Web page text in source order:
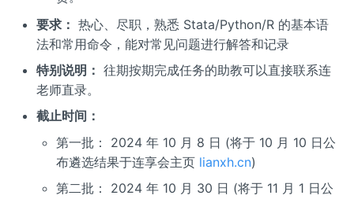
要求： 热心、尽职，熟悉 Stata/Python/R 的基本语
法和常用命令，能对常见问题进行解答和记录
特别说明： 往期按期完成任务的助教可以直接联系连
老师直录。
截止时间：
第一批： 2024 年 10 月 8 日 (将于 10 月 10 日公
布遴选结果于连享会主页 lianxh.cn)
第二批： 2024 年 10 月 30 日 (将于 11 月 1 日公